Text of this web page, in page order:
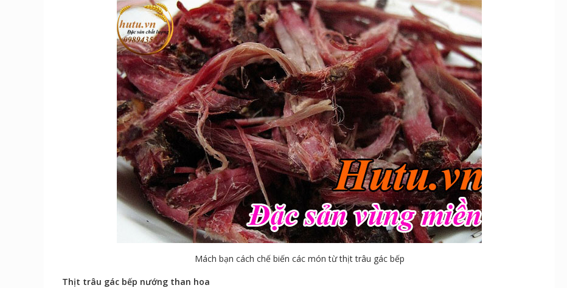
Mách bạn cách chế biến các món từ thịt trâu gác bếp
Thịt trâu gác bếp nướng than hoa